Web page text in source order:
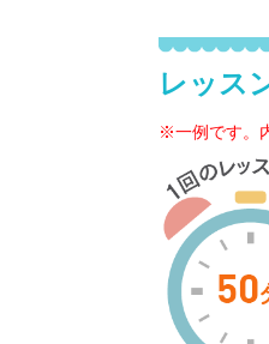
レッス
※一例です。